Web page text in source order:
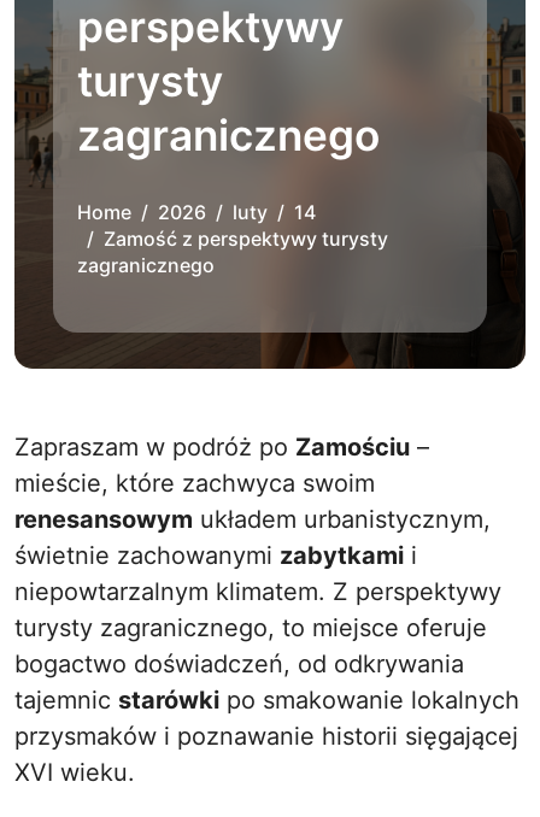
perspektywy
turysty
zagranicznego
Home 2026 luty
14
Zamość z perspektywy turysty
zagranicznego
Zapraszam w podróż po Zamościu –
mieście, które zachwyca swoim
renesansowym układem urbanistycznym,
świetnie zachowanymi zabytkami i
niepowtarzalnym klimatem. Z perspektywy
turysty zagranicznego, to miejsce oferuje
bogactwo doświadczeń, od odkrywania
tajemnic starówki po smakowanie lokalnych
przysmaków i poznawanie historii sięgającej
XVI wieku.